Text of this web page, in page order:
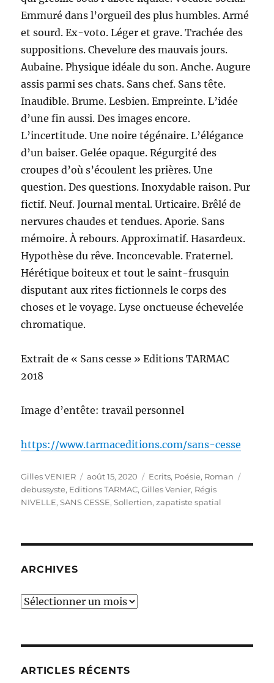
Emmuré dans l’orgueil des plus humbles. Armé
et sourd. Ex-voto. Léger et grave. Trachée des
suppositions. Chevelure des mauvais jours.
Aubaine. Physique idéale du son. Anche. Augure
assis parmi ses chats. Sans chef. Sans tête.
Inaudible. Brume. Lesbien. Empreinte. L’idée
d’une fin aussi. Des images encore.
L’incertitude. Une noire tégénaire. L’élégance
d’un baiser. Gelée opaque. Régurgité des
croupes d’où s’écoulent les prières. Une
question. Des questions. Inoxydable raison. Pur
fictif. Neuf. Journal mental. Urticaire. Brêlé de
nervures chaudes et tendues. Aporie. Sans
mémoire. À rebours. Approximatif. Hasardeux.
Hypothèse du rêve. Inconcevable. Fraternel.
Hérétique boiteux et tout le saint-frusquin
disputant aux rites fictionnels le corps des
choses et le voyage. Lyse onctueuse échevelée
chromatique.
Extrait de « Sans cesse » Editions TARMAC
2018
Image d’entête: travail personnel
https://www.tarmaceditions.com/sans-cesse
Auteur
Gilles VENIER
Publié
le
août 15, 2020 Catégories
Ecrits, Poésie, Roman
debussyste, Editions TARMAC,Gilles Venier, Régis
NIVELLE,SANS CESSE,Sollertien,zapatiste spatial
ARCHIVES
Archives
ARTICLES RÉCENTS